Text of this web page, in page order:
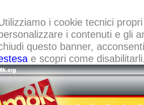
i cookie tecnici
i contenuti e gli
questo banner,
e scopri come